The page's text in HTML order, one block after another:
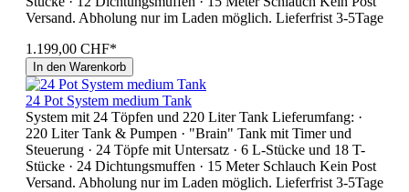
Versand. Abholung nur im Laden möglich. Lieferfrist 3-5Tage
1.199,00 CHF*
In den Warenkorb
24 Pot System medium Tank
System mit 24 Töpfen und 220 Liter Tank Lieferumfang: ·
220 Liter Tank & Pumpen · "Brain" Tank mit Timer und
Steuerung · 24 Töpfe mit Untersatz · 6 L-Stücke und 18 T-
Stücke · 24 Dichtungsmuffen · 15 Meter Schlauch Kein Post
Versand. Abholung nur im Laden möglich. Lieferfrist 3-5Tage